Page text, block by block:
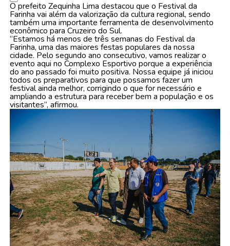
O prefeito Zequinha Lima destacou que o Festival da
Farinha vai além da valorização da cultura regional, sendo
também uma importante ferramenta de desenvolvimento
econômico para Cruzeiro do Sul.
“Estamos há menos de três semanas do Festival da
Farinha, uma das maiores festas populares da nossa
cidade. Pelo segundo ano consecutivo, vamos realizar o
evento aqui no Complexo Esportivo porque a experiência
do ano passado foi muito positiva. Nossa equipe já iniciou
todos os preparativos para que possamos fazer um
festival ainda melhor, corrigindo o que for necessário e
ampliando a estrutura para receber bem a população e os
visitantes”, afirmou.